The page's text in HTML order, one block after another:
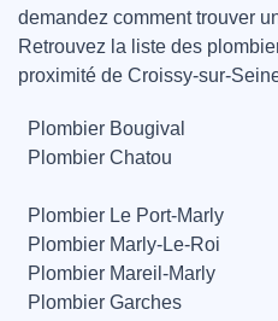
demandez comment trouver
Retrouvez la liste des
proximité de Croissy-sur-
Plombier Bougival
Plombier Chatou
Plombier Le Port-Marly
Plombier Marly-Le-Roi
Plombier Mareil-Marly
Plombier Garches